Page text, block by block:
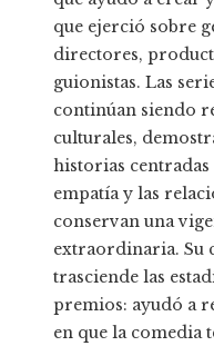
que ejerció sobre
directores,
guionistas. Las
continúan siendo
culturales,
historias centradas
empatía y las
conservan una
extraordinaria. Su
trasciende las
premios: ayudó a
en que la comedia